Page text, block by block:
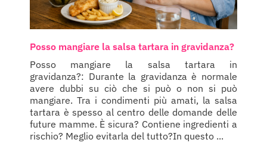
Posso mangiare la salsa tartara in gravidanza?
Posso mangiare la salsa tartara in
gravidanza?: Durante la gravidanza è normale
avere dubbi su ciò che si può o non si può
mangiare. Tra i condimenti più amati, la salsa
tartara è spesso al centro delle domande delle
future mamme. È sicura? Contiene ingredienti a
rischio? Meglio evitarla del tutto?In questo ...